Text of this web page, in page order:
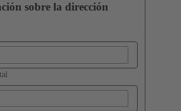
sobre la dirección